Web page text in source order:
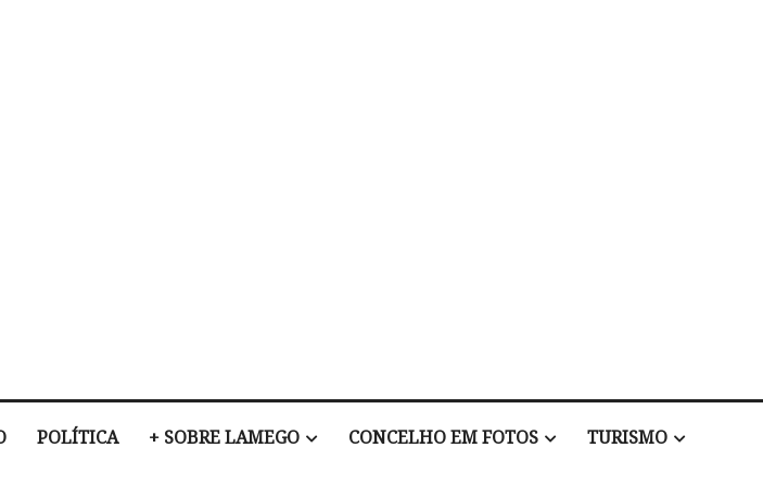
POLÍTICA + SOBRE LAMEGO CONCELHO EM FOTOS TURISMO